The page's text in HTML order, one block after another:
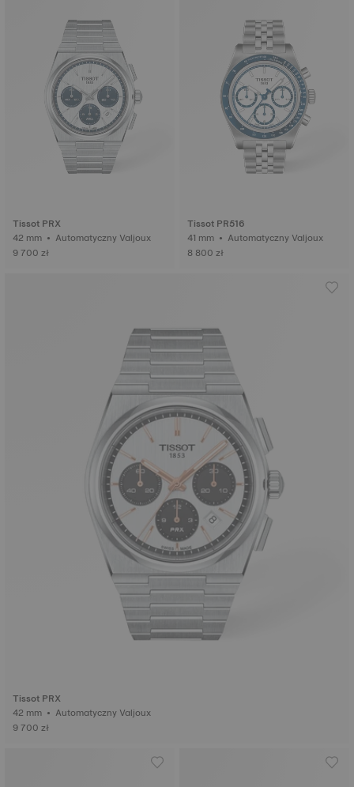
Tissot PRX
42 mm • Automatyczny Valjoux
9 700 zł
Tissot PR516
41 mm • Automatyczny Valjoux
8 800 zł
Tissot PRX
42 mm • Automatyczny Valjoux
9 700 zł